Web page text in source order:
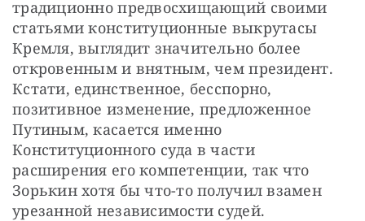
традиционно предвосхищающий своими
статьями конституционные выкрутасы
Кремля, выглядит значительно более
откровенным и внятным, чем президент.
Кстати, единственное, бесспорно,
позитивное изменение, предложенное
Путиным, касается именно
Конституционного суда в части
расширения его компетенции, так что
Зорькин хотя бы что-то получил взамен
урезанной независимости судей.